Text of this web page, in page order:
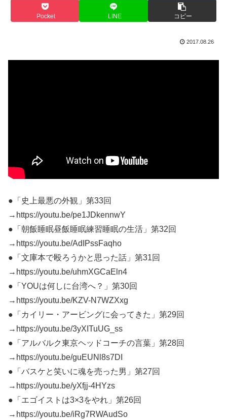
Pocket LINE コピー
2017.08.26
●「史上最悪の外観」第33回
→https://youtu.be/pe1JDkennwY
●「朝飯睡眠昼飯睡眠練習睡眠の生活」第32回
→https://youtu.be/AdIPssFaqho
●「文庫本で殴ろうかと思った話」第31回
→https://youtu.be/uhmXGCaEln4
●「YOUは何しに台湾へ？」第30回
→https://youtu.be/KZV-N7WZXxg
●「カイリー・アービングに会ってきた」第29回
→https://youtu.be/3yXITuUG_ss
●「アルバルク東京ヘッドコーチの言葉」第28回
→https://youtu.be/guEUNl8s7DI
●「バスケと笑いに魂を売った男」第27回
→https://youtu.be/yXfjj-4HYzs
●「エゴイストは3×3をやれ」第26回
→https://youtu.be/iRg7RWAudSo